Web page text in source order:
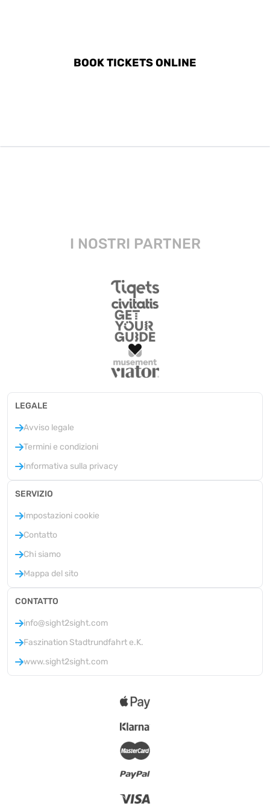
BOOK TICKETS ONLINE
I NOSTRI PARTNER
LEGALE
Avviso legale
Termini e condizioni
Informativa sulla privacy
SERVIZIO
Impostazioni cookie
Contatto
Chi siamo
Mappa del sito
CONTATTO
info@sight2sight.com
Faszination Stadtrundfahrt e.K.
www.sight2sight.com